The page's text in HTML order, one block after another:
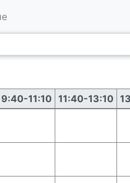
9:40-11:10 11:40-13:10